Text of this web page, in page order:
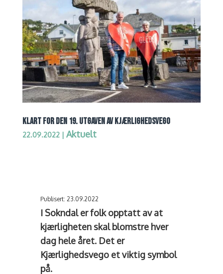
KLART FOR DEN 19. UTGAVEN AV KJÆRLIGHEDSVEGO
22.09.2022| Aktuelt
Publisert: 23.09.2022
I Sokndal er folk opptatt av at
kjærligheten skal blomstre hver
dag hele året. Det er
Kjærlighedsvego et viktig symbol
på.